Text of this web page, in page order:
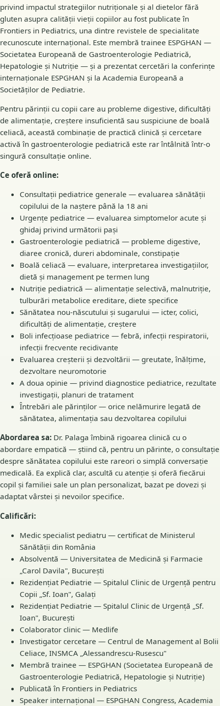
privind impactul strategiilor nutriționale și al dietelor fără
gluten asupra calității vieții copiilor au fost publicate în
Frontiers in Pediatrics, una dintre revistele de specialitate
recunoscute internațional. Este membră trainee ESPGHAN —
Societatea Europeană de Gastroenterologie Pediatrică,
Hepatologie și Nutriție — și a prezentat cercetări la conferințe
internaționale ESPGHAN și la Academia Europeană a
Societăților de Pediatrie.
Pentru părinții cu copii care au probleme digestive, dificultăți
de alimentație, creștere insuficientă sau suspiciune de boală
celiacă, această combinație de practică clinică și cercetare
activă în gastroenterologie pediatrică este rar întâlnită într-o
singură consultație online.
Ce oferă online:
Consultații pediatrice generale — evaluarea sănătății
copilului de la naștere până la 18 ani
Urgențe pediatrice — evaluarea simptomelor acute și
ghidaj privind următorii pași
Gastroenterologie pediatrică — probleme digestive,
diaree cronică, dureri abdominale, constipație
Boală celiacă — evaluare, interpretarea investigațiilor,
dietă și management pe termen lung
Nutriție pediatrică — alimentație selectivă, malnutriție,
tulburări metabolice ereditare, diete specifice
Sănătatea nou-născutului și sugarului — icter, colici,
dificultăți de alimentație, creștere
Boli infecțioase pediatrice — febră, infecții respiratorii,
infecții frecvente recidivante
Evaluarea creșterii și dezvoltării — greutate, înălțime,
dezvoltare neuromotorie
A doua opinie — privind diagnostice pediatrice, rezultate
investigații, planuri de tratament
Întrebări ale părinților — orice nelămurire legată de
sănătatea, alimentația sau dezvoltarea copilului
Abordarea sa: Dr. Palaga îmbină rigoarea clinică cu o
abordare empatică — știind că, pentru un părinte, o consultație
despre sănătatea copilului este rareori o simplă conversație
medicală. Ea explică clar, ascultă cu atenție și oferă fiecărui
copil și familiei sale un plan personalizat, bazat pe dovezi și
adaptat vârstei și nevoilor specifice.
Calificări:
Medic specialist pediatru — certificat de Ministerul
Sănătății din România
Absolventă — Universitatea de Medicină și Farmacie
„Carol Davila", București
Rezidențiat Pediatrie — Spitalul Clinic de Urgență pentru
Copii „Sf. Ioan", Galați
Rezidențiat Pediatrie — Spitalul Clinic de Urgență „Sf.
Ioan", București
Colaborator clinic — Medlife
Investigator cercetare — Centrul de Management al Bolii
Celiace, INSMCA „Alessandrescu-Rusescu"
Membră trainee — ESPGHAN (Societatea Europeană de
Gastroenterologie Pediatrică, Hepatologie și Nutriție)
Publicată în Frontiers in Pediatrics
Speaker internațional — ESPGHAN Congress, Academia